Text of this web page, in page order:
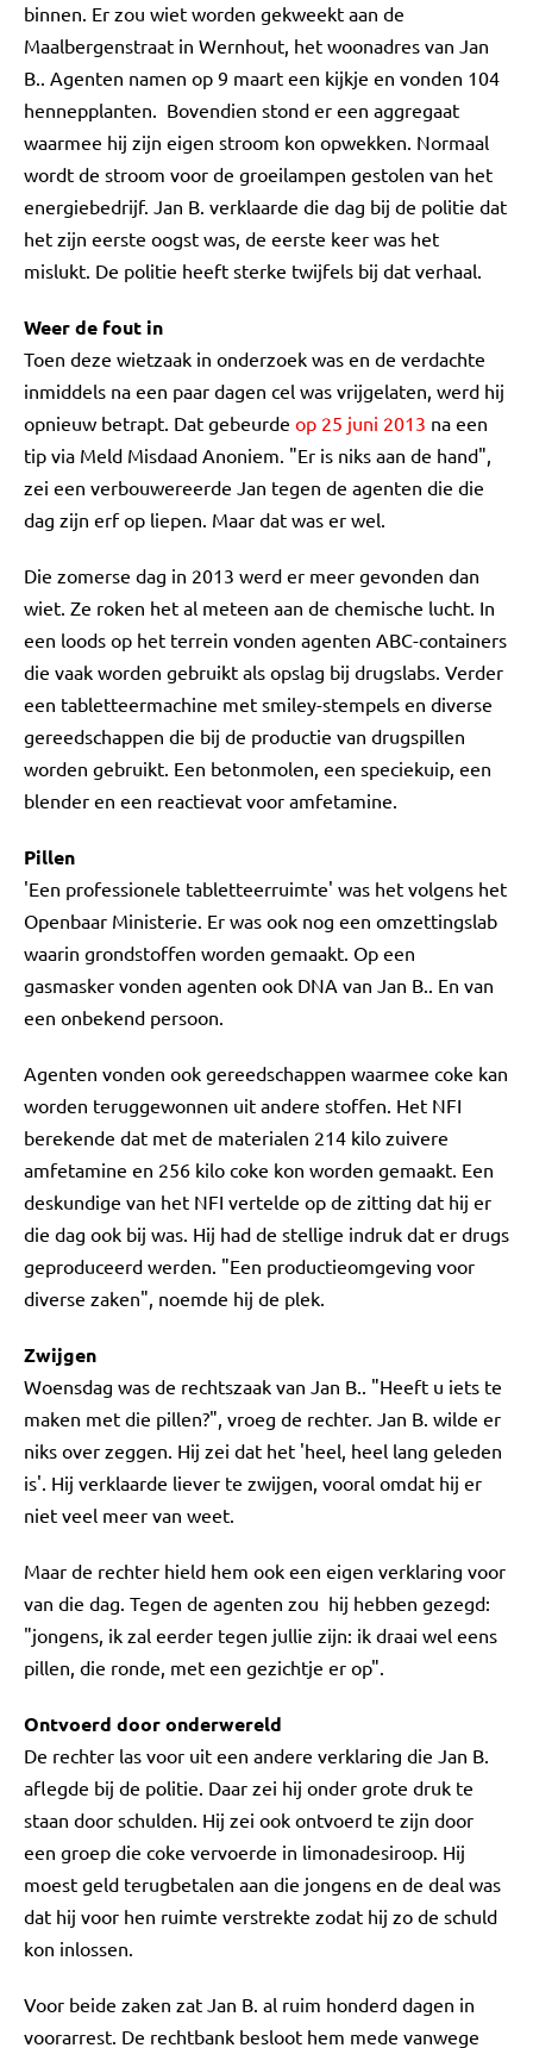
binnen. Er zou wiet worden gekweekt aan de
Maalbergenstraat in Wernhout, het woonadres van Jan
B.. Agenten namen op 9 maart een kijkje en vonden 104
hennepplanten. Bovendien stond er een aggregaat
waarmee hij zijn eigen stroom kon opwekken. Normaal
wordt de stroom voor de groeilampen gestolen van het
energiebedrijf. Jan B. verklaarde die dag bij de politie dat
het zijn eerste oogst was, de eerste keer was het
mislukt. De politie heeft sterke twijfels bij dat verhaal.
Weer de fout in
Toen deze wietzaak in onderzoek was en de verdachte
inmiddels na een paar dagen cel was vrijgelaten, werd hij
opnieuw betrapt. Dat gebeurde op 25 juni 2013 na een
tip via Meld Misdaad Anoniem. "Er is niks aan de hand",
zei een verbouwereerde Jan tegen de agenten die die
dag zijn erf op liepen. Maar dat was er wel.
Die zomerse dag in 2013 werd er meer gevonden dan
wiet. Ze roken het al meteen aan de chemische lucht. In
een loods op het terrein vonden agenten ABC-containers
die vaak worden gebruikt als opslag bij drugslabs. Verder
een tabletteermachine met smiley-stempels en diverse
gereedschappen die bij de productie van drugspillen
worden gebruikt. Een betonmolen, een speciekuip, een
blender en een reactievat voor amfetamine.
Pillen
'Een professionele tabletteerruimte' was het volgens het
Openbaar Ministerie. Er was ook nog een omzettingslab
waarin grondstoffen worden gemaakt. Op een
gasmasker vonden agenten ook DNA van Jan B.. En van
een onbekend persoon.
Agenten vonden ook gereedschappen waarmee coke kan
worden teruggewonnen uit andere stoffen. Het NFI
berekende dat met de materialen 214 kilo zuivere
amfetamine en 256 kilo coke kon worden gemaakt. Een
deskundige van het NFI vertelde op de zitting dat hij er
die dag ook bij was. Hij had de stellige indruk dat er drugs
geproduceerd werden. "Een productieomgeving voor
diverse zaken", noemde hij de plek.
Zwijgen
Woensdag was de rechtszaak van Jan B.. "Heeft u iets te
maken met die pillen?", vroeg de rechter. Jan B. wilde er
niks over zeggen. Hij zei dat het 'heel, heel lang geleden
is'. Hij verklaarde liever te zwijgen, vooral omdat hij er
niet veel meer van weet.
Maar de rechter hield hem ook een eigen verklaring voor
van die dag. Tegen de agenten zou hij hebben gezegd:
"jongens, ik zal eerder tegen jullie zijn: ik draai wel eens
pillen, die ronde, met een gezichtje er op".
Ontvoerd door onderwereld
De rechter las voor uit een andere verklaring die Jan B.
aflegde bij de politie. Daar zei hij onder grote druk te
staan door schulden. Hij zei ook ontvoerd te zijn door
een groep die coke vervoerde in limonadesiroop. Hij
moest geld terugbetalen aan die jongens en de deal was
dat hij voor hen ruimte verstrekte zodat hij zo de schuld
kon inlossen.
Voor beide zaken zat Jan B. al ruim honderd dagen in
voorarrest. De rechtbank besloot hem mede vanwege